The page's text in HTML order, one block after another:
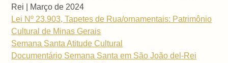
Rei | Março de 2024
Lei Nº 23.903, Tapetes de Rua/ornamentais: Patrimônio
Cultural de Minas Gerais
Semana Santa Atitude Cultural
Documentário Semana Santa em São João del-Rei